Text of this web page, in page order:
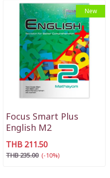
New
Focus Smart Plus
English M2
THB 211.50
THB 235.00 (-10%)